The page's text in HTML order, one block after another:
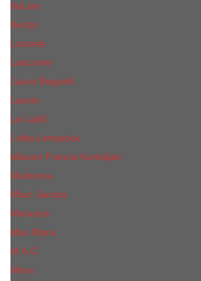
КиLian
Kenzo
Lacoste
Lancome
Laura Biagiotti
Lanvin
Lе Lab0
Lolita Lempicka
Maison Francis Kurkdjian
Madonna
Marc Jacobs
Mancera
Max Mara
M.А.C.
Mexx